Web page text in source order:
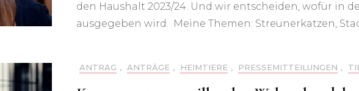
den Haushalt 2023/24. Und wir entscheiden, wofür in
ausgegeben wird. Meine Themen: Streunerkatzen,
ANTRAG , ANTRÄGE , HEIMTIERE , PRESSEMITTEILUNGEN ,